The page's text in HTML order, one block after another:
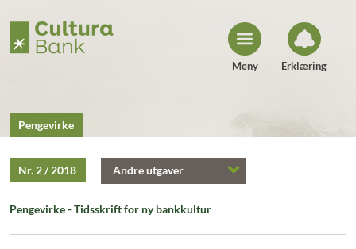
o
Meny Erklæring
Pengevirke
Nr. 2 / 2018 Andre utgaver
Pengevirke - Tidsskrift for ny bankkultur